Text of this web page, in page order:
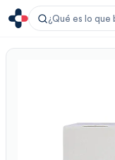
¿Qué es lo que